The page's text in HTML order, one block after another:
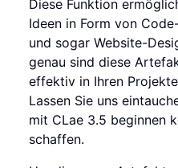
Diese Funktion
Ideen in Form von
und sogar Website-
genau sind diese
effektiv in Ihren
Lassen Sie uns
mit CLae 3.5 beginnen
schaffen.